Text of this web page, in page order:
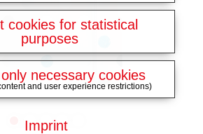
cookies for statistical
purposes
necessary cookies
and user experience restrictions)
Imprint